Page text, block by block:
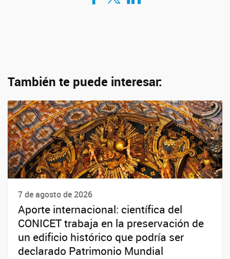
También te puede interesar:
7 de agosto de 2026
Aporte internacional: científica del
CONICET trabaja en la preservación de
un edificio histórico que podría ser
declarado Patrimonio Mundial